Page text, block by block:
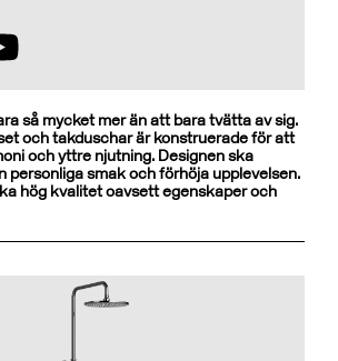
så mycket mer än att bara tvätta av sig.
och takduschar är konstruerade för att
och yttre njutning. Designen ska
personliga smak och förhöja upplevelsen.
hög kvalitet oavsett egenskaper och